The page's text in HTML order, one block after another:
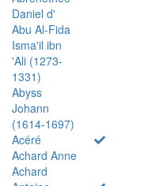
Daniel d'
Abu Al-Fida
Isma'il ibn
'Ali (1273-
1331)
Abyss
Johann
(1614-1697)
Acéré
Achard Anne
Achard